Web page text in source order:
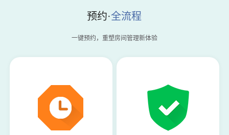
预约·全流程
一键预约，重塑房间管理新体验